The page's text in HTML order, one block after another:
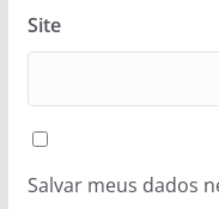
Site
Salvar meus dados